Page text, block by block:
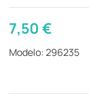
7,50€
Modelo: 296235